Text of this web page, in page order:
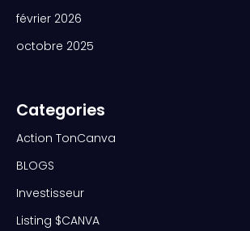
février 2026
octobre 2025
Categories
Action TonCanva
BLOGS
Investisseur
Listing $CANVA